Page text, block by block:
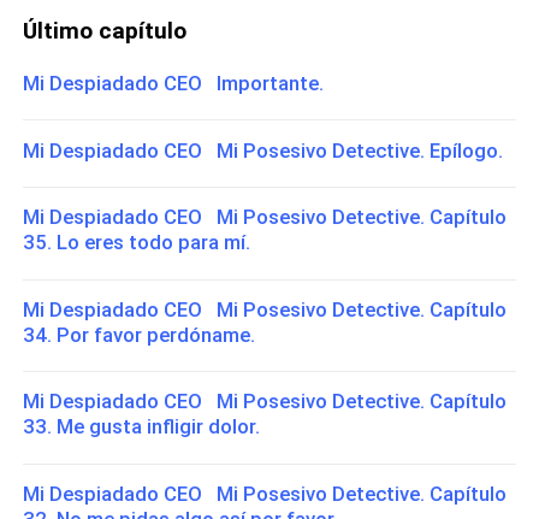
Último capítulo
Mi Despiadado CEO Importante.
Mi Despiadado CEO Mi Posesivo Detective. Epílogo.
Mi Despiadado CEO Mi Posesivo Detective. Capítulo
35. Lo eres todo para mí.
Mi Despiadado CEO Mi Posesivo Detective. Capítulo
34. Por favor perdóname.
Mi Despiadado CEO Mi Posesivo Detective. Capítulo
33. Me gusta infligir dolor.
Mi Despiadado CEO Mi Posesivo Detective. Capítulo